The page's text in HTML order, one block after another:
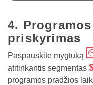
4.
priskyrimas
Paspauskite mygtuką
atitinkantis segmentas
programos pradžios